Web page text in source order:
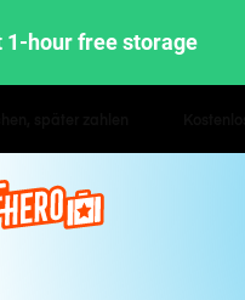
1-hour free storage